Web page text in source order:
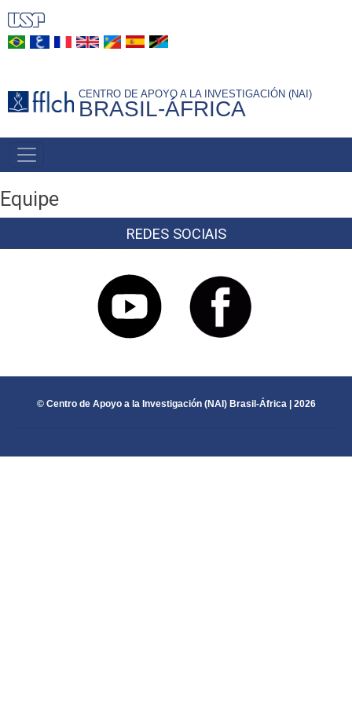
Pasar
al
CENTRO DE APOYO A LA INVESTIGACIÓN (NAI)
BRASIL-ÁFRICA
NAVEGAÇÃO
PRINCIPAL
Equipe
REDES SOCIAIS
© Centro de Apoyo a la Investigación (NAI) Brasil-África | 2026